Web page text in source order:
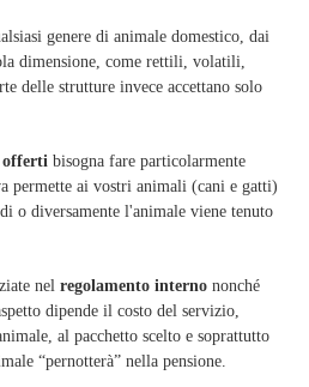
genere di animale domestico, dai
dimensione, come rettili, volatili,
delle strutture invece accettano solo
offerti bisogna fare particolarmente
permette ai vostri animali (cani e gatti)
o diversamente l'animale viene tenuto
nel regolamento interno nonché
dipende il costo del servizio,
al pacchetto scelto e soprattutto
“pernotterà” nella pensione.